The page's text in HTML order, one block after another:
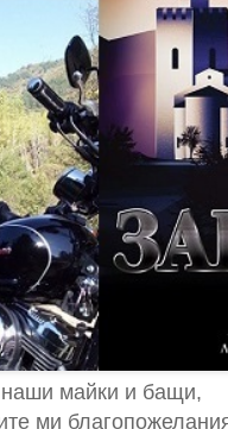
наши майки и бащи,
ми